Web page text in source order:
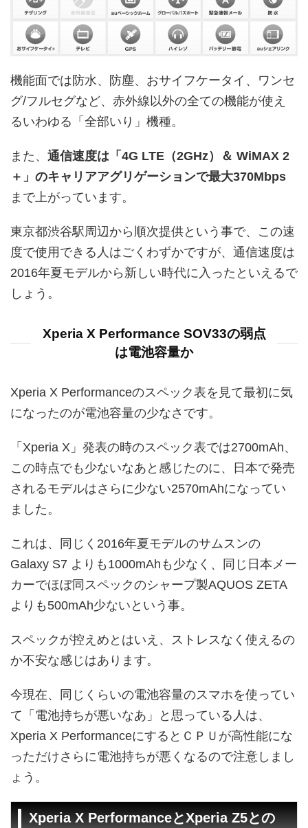
機能面では防水、防塵、おサイフケータイ、ワンセ
グ/フルセグなど、赤外線以外の全ての機能が使え
るいわゆる「全部いり」機種。
また、 通信速度は「4G LTE（2GHz）＆ WiMAX 2
＋」のキャリアアグリゲーションで最大370Mbps
まで上がっています。
東京都渋谷駅周辺から順次提供という事で、この速
度で使用できる人はごくわずかですが、通信速度は
2016年夏モデルから新しい時代に入ったといえるで
しょう。
Xperia X Performance SOV33の弱点
は電池容量か
Xperia X Performanceのスペック表を見て最初に気
になったのが電池容量の少なさです。
「Xperia X」発表の時のスペック表では2700mAh、
この時点でも少ないなあと感じたのに、日本で発売
されるモデルはさらに少ない2570mAhになってい
ました。
これは、同じく2016年夏モデルのサムスンの
Galaxy S7 よりも1000mAhも少なく、同じ日本メー
カーでほぼ同スペックのシャープ製AQUOS ZETA
よりも500mAh少ないという事。
スペックが控えめとはいえ、ストレスなく使えるの
か不安な感じはあります。
今現在、同じくらいの電池容量のスマホを使ってい
て「電池持ちが悪いなあ」と思っている人は、
Xperia X PerformanceにするとＣＰＵが高性能にな
っただけさらに電池持ちが悪くなるので注意しまし
ょう。
Xperia X PerformanceとXperia Z5との